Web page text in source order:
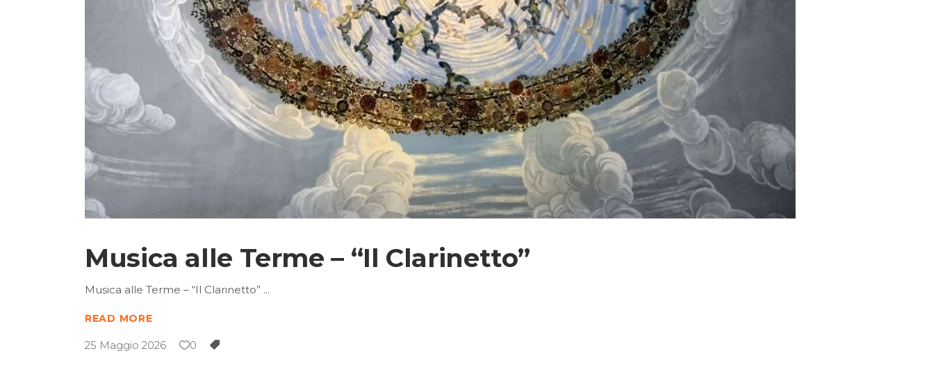
Musica alle Terme – “Il Clarinetto”
Musica alle Terme – “Il Clarinetto”
READ MORE
25 Maggio 2026 0